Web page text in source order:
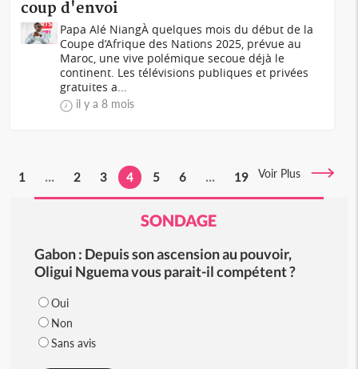
coup d'envoi
Papa Alé NiangÀ quelques mois du début de la
Coupe d’Afrique des Nations 2025, prévue au
Maroc, une vive polémique secoue déjà le
continent. Les télévisions publiques et privées
gratuites a...
il y a 8 mois
1 ... 2 3 4 5 6 ... 19 Voir Plus
SONDAGE
Gabon : Depuis son ascension au pouvoir,
Oligui Nguema vous parait-il compétent ?
Oui
Non
Sans avis